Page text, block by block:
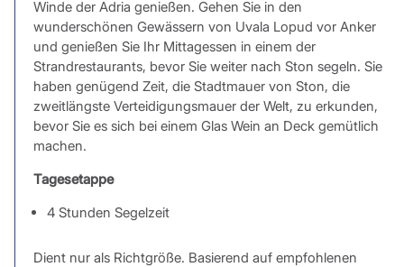
Winde der Adria genießen. Gehen Sie in den
wunderschönen Gewässern von Uvala Lopud vor Anker
und genießen Sie Ihr Mittagessen in einem der
Strandrestaurants, bevor Sie weiter nach Ston segeln. Sie
haben genügend Zeit, die Stadtmauer von Ston, die
zweitlängste Verteidigungsmauer der Welt, zu erkunden,
bevor Sie es sich bei einem Glas Wein an Deck gemütlich
machen.
Tagesetappe
4 Stunden Segelzeit
Dient nur als Richtgröße. Basierend auf empfohlenen